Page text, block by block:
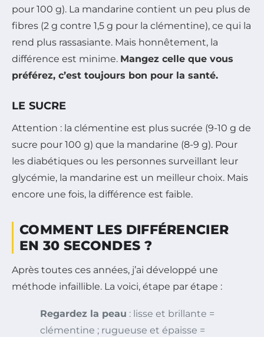
pour 100 g). La mandarine contient un peu plus de
fibres (2 g contre 1,5 g pour la clémentine), ce qui la
rend plus rassasiante. Mais honnêtement, la
différence est minime. Mangez celle que vous
préférez, c’est toujours bon pour la santé.
LE SUCRE
Attention : la clémentine est plus sucrée (9-10 g de
sucre pour 100 g) que la mandarine (8-9 g). Pour
les diabétiques ou les personnes surveillant leur
glycémie, la mandarine est un meilleur choix. Mais
encore une fois, la différence est faible.
COMMENT LES DIFFÉRENCIER
EN 30 SECONDES ?
Après toutes ces années, j’ai développé une
méthode infaillible. La voici, étape par étape :
Regardez la peau : lisse et brillante =
clémentine ; rugueuse et épaisse =